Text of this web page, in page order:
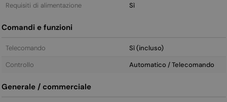
Requisiti di alimentazione Sì
Comandi e funzioni
Telecomando
Sì (incluso)
Controllo
Automatico / Telecomando
Generale / commerciale